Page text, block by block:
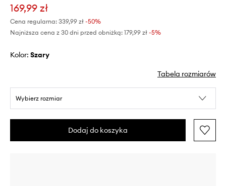
169,99 zł
Cena regularna: 339,99 zł -50%
Najniższa cena z 30 dni przed obniżką: 179,99 zł -5%
Kolor: szary
Tabela rozmiarów
Wybierz rozmiar
Dodaj do koszyka